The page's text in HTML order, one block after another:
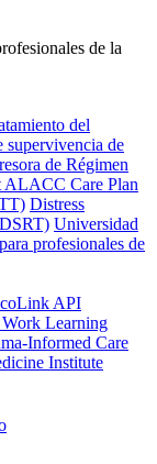
de la
del
supervivencia de
de Régimen
ALACC Care Plan
Distress
Universidad
profesionales de
API
Learning
Informed Care
Institute